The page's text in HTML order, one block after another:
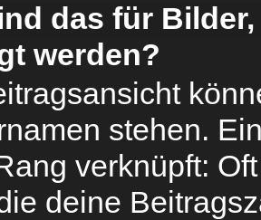
das für
werden?
stehen.
verknüpft:
deine